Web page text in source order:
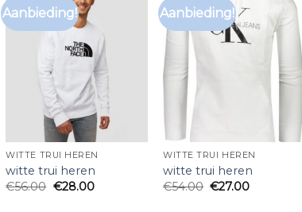
Aanbieding!
WITTE TRUI HEREN
witte trui heren
€56.00 €28.00
Aanbieding!
WITTE TRUI HEREN
witte trui heren
€54.00 €27.00